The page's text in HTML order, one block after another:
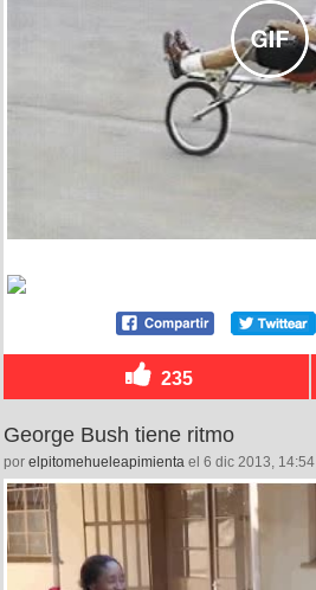
235
George Bush tiene ritmo
por elpitomehueleapimienta el 6 dic 2013, 14:54